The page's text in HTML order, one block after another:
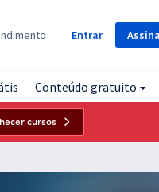
Entrar
Conteúdo gratuito
cursos